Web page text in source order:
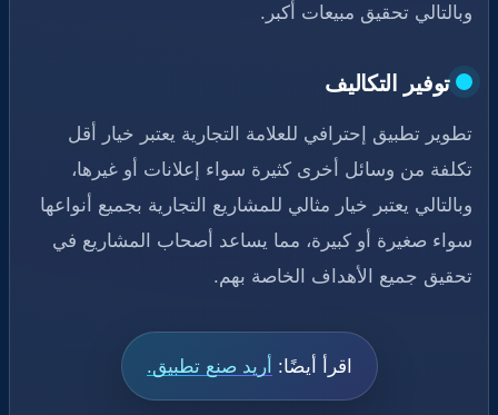
وبالتالي تحقيق مبيعات أكبر.
توفير التكاليف
تطوير تطبيق إحترافي للعلامة التجارية يعتبر خيار أقل
تكلفة من وسائل أخرى كثيرة سواء إعلانات أو غيرها،
وبالتالي يعتبر خيار مثالي للمشاريع التجارية بجميع أنواعها
سواء صغيرة أو كبيرة، مما يساعد أصحاب المشاريع في
تحقيق جميع الأهداف الخاصة بهم.
اقرأ أيضًا: أريد صنع تطبيق.